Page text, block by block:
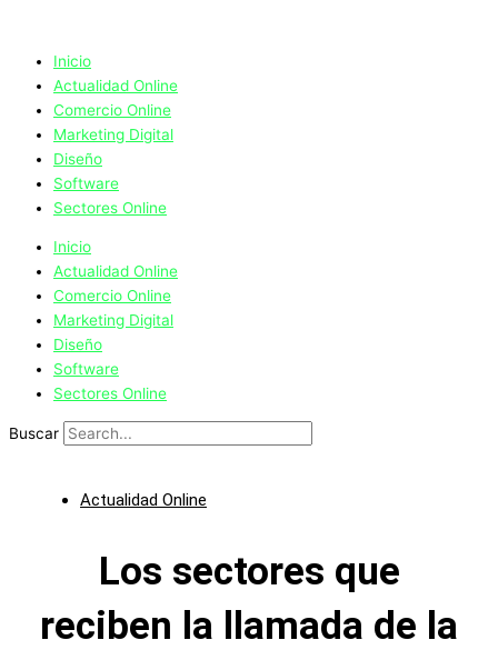
contenido
Inicio
Actualidad Online
Comercio Online
Marketing Digital
Diseño
Software
Sectores Online
Inicio
Actualidad Online
Comercio Online
Marketing Digital
Diseño
Software
Sectores Online
Buscar
Actualidad Online
Los sectores que
reciben la llamada de la